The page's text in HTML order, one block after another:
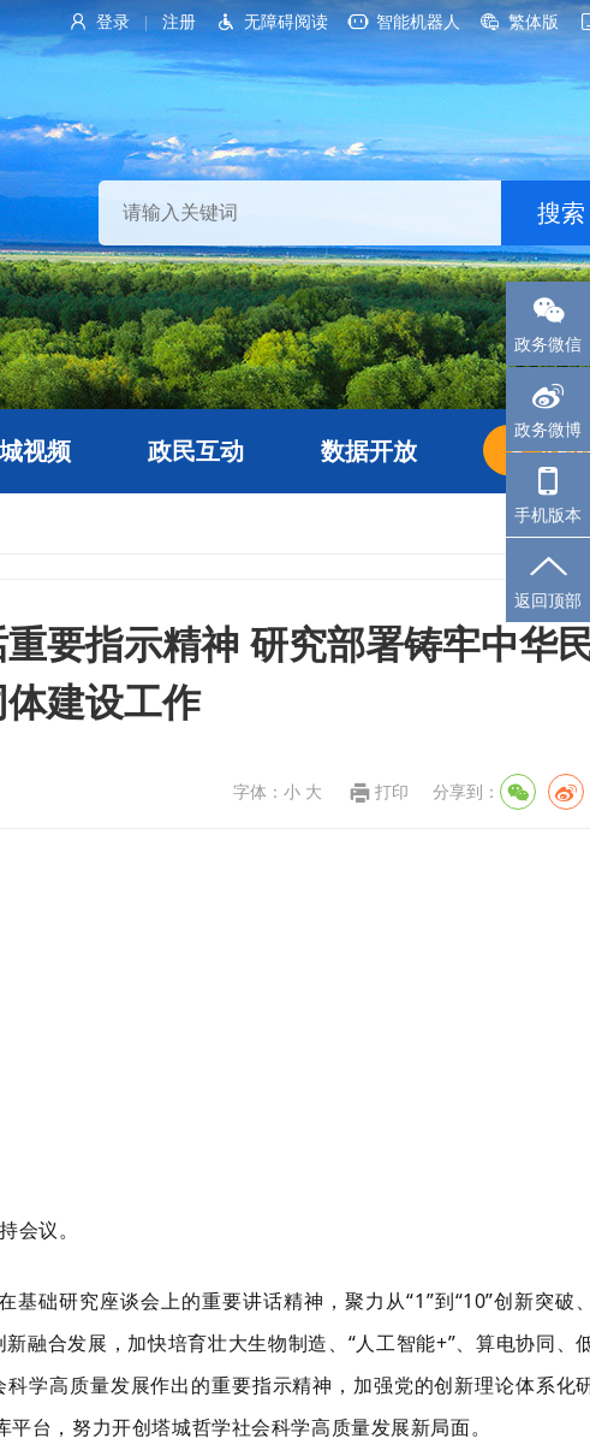
登录 注册 无障碍阅读 智能机器人 繁体版
视频 政民互动 数据开放 长者
要指示精神 研究部署铸牢中华
建设工作
字体： 小 大 打印 分享到：
会议。
基础研究座谈会上的重要讲话精神，聚力从“1”到“10”创新突破
融合发展，加快培育壮大生物制造、“人工智能+”、算电协同、
学高质量发展作出的重要指示精神，加强党的创新理论体系化
台，努力开创塔城哲学社会科学高质量发展新局面。
政务微信
政务微博
手机版本
返回顶部